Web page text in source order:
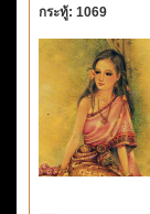
กระทู้: 1069